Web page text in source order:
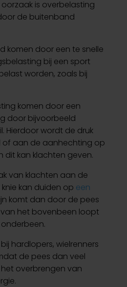
is overbelasting
de buitenband
komen door een te snelle
bij een sport
worden, zoals bij
komen door een
door bijvoorbeeld
Hierdoor wordt de druk
aan de aanhechting op
dit kan klachten geven.
van klachten aan de
kan duiden op een
komt dan door de pees
het bovenbeen loopt
hardlopers, wielrenners
de pees dan veel
overbrengen van